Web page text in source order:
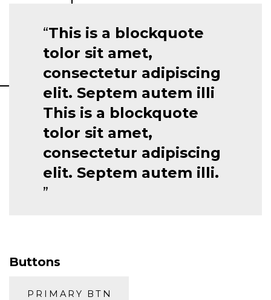
This is a blockquote
tolor sit amet,
consectetur adipiscing
elit. Septem autem illi
This is a blockquote
tolor sit amet,
consectetur adipiscing
elit. Septem autem illi.
Buttons
PRIMARY BTN